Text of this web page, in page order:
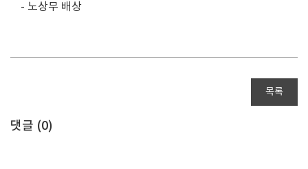
- 노상무 배상
목록
댓글 (0)